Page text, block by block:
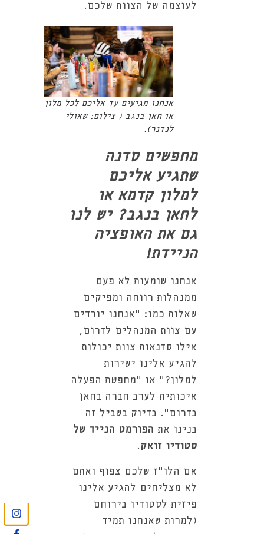
לעוצמה של הצוות שלכם.
אנחנו מגיעים עד אליכם לכל מלון
או חאן בנגב ( צילום: שאולי
לנדנר).
מחפשים סדנה
שתגיע אליכם
למלון קדמא או
לחאן בנגב? יש לנו
גם את האופציה
הניידת!
אנחנו שומעות לא פעם
ממנהלות רווחה ומפיקים
שאלות כמו: "אנחנו יורדים
עם צוות המנהלים לדרום,
אילו סדנאות צוות יכולות
להגיע אלינו ישירות
למלון?" או "מחפשת הפעלה
איכותית לערב חברה בחאן
בדרום". בדיוק בשביל זה
בנינו את הפורמט הנייד של
סטודיו זואק .
אם הלו"ז שלכם צפוף ואתם
לא מצליחים להגיע אלינו
פיזית לסטודיו בירוחם
(למרות שאנחנו תמיד